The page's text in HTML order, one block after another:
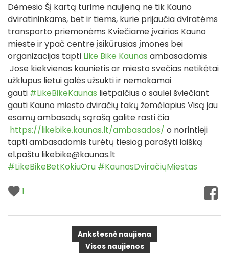
Dėmesio Šį kartą turime naujieną ne tik Kauno
dviratininkams, bet ir tiems, kurie prijaučia dviratėms
transporto priemonėms Kviečiame įvairias Kauno
mieste ir ypač centre įsikūrusias įmones bei
organizacijas tapti Like Bike Kaunas ambasadomis
Jose kiekvienas kaunietis ar miesto svečias netikėtai
užklupus lietui galės užsukti ir nemokamai
gauti #LikeBikeKaunas lietpalčius o saulei šviečiant
gauti Kauno miesto dviračių takų žemėlapius Visą jau
esamų ambasadų sąrašą galite rasti čia
https://likebike.kaunas.lt/ambasados/ o norintieji
tapti ambasadomis turėtų tiesiog parašyti laišką
el.paštu likebike@kaunas.lt
#LikeBikeBetKokiuOru #KaunasDviračiųMiestas
1
Ankstesnė naujiena
Visos naujienos